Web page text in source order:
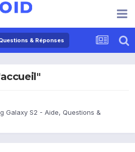
& Réponses
Galaxy S2 - Aide, Questions &